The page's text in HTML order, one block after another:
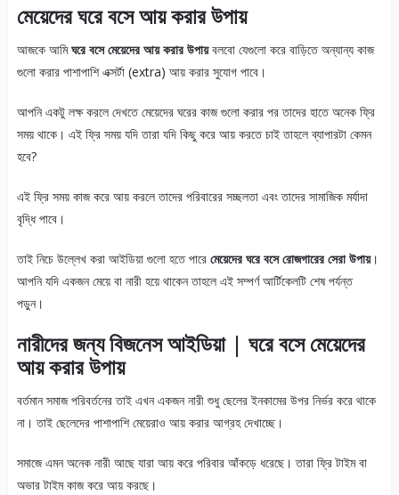
মেয়েদের ঘরে বসে আয় করার উপায়
আজকে আমিঘরে বসে মেয়েদের আয় করার উপায়বলবো যেগুলো করে বাড়িতে অন্যান্য কাজ
গুলো করার পাশাপাশি এক্সর্টা (extra) আয় করার সুযোগ পাবে।
আপনি একটু লক্ষ করলে দেখতে মেয়েদের ঘরের কাজ গুলো করার পর তাদের হাতে অনেক ফ্রি
সময় থাকে। এই ফ্রি সময় যদি তারা যদি কিছু করে আয় করতে চাই তাহলে ব্যাপারটা কেমন
হবে?
এই ফ্রি সময় কাজ করে আয় করলে তাদের পরিবারের সচ্ছলতা এবং তাদের সামাজিক মর্যাদা
বৃদ্ধি পাবে।
তাই নিচে উল্লেখ করা আইডিয়া গুলো হতে পারে মেয়েদের ঘরে বসে রোজগারের সেরা উপায়।
আপনি যদি একজন মেয়ে বা নারী হয়ে থাকেন তাহলে এই সম্পর্ণ আর্টিকেলটি শেষ পর্যন্ত
পড়ুন।
নারীদের জন্য বিজনেস আইডিয়া | ঘরে বসে মেয়েদের
আয় করার উপায়
বর্তমান সমাজ পরিবর্তনের তাই এখন একজন নারী শুধু ছেলের ইনকামের উপর নির্ভর করে থাকে
না। তাই ছেলেদের পাশাপাশি মেয়েরাও আয় করার আগ্রহ দেখাচ্ছে।
সমাজে এমন অনেক নারী আছে যারা আয় করে পরিবার আঁকড়ে ধরেছে। তারা ফ্রি টাইম বা
অভার টাইম কাজ করে আয় করছে।